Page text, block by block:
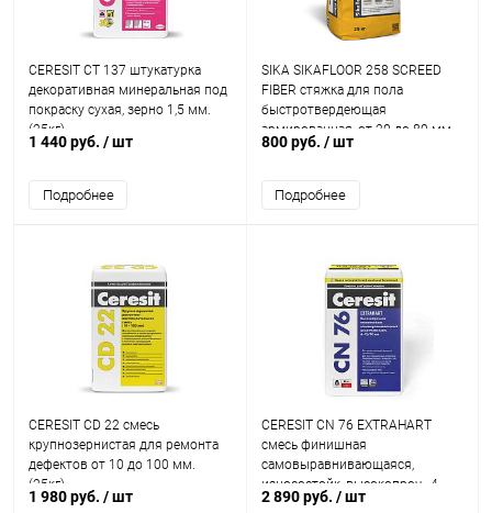
CERESIT CT 137 штукатурка
декоративная минеральная под
покраску сухая, зерно 1,5 мм.
(25кг)
1 440 руб. / шт
Подробнее
SIKA SIKAFLOOR 258 SCREED
FIBER стяжка для пола
быстротвердеющая
армированная, от 20 до 80 мм
(25кг)
800 руб. / шт
Подробнее
CERESIT CD 22 смесь
крупнозернистая для ремонта
дефектов от 10 до 100 мм.
(25кг)
1 980 руб. / шт
CERESIT CN 76 EXTRAHART
смесь финишная
самовыравнивающаяся,
износостойк, высокопроч., 4
-15мм (25кг)
2 890 руб. / шт